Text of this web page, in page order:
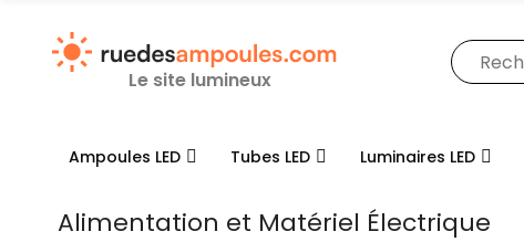
Le site lumineux
Ampoules LED Tubes LED Luminaires LED
Alimentation et Matériel Électrique